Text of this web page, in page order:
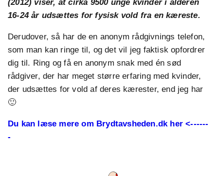
(2012) viser, at cirka 9500 unge kvinder i alderen
16-24 år udsættes for fysisk vold fra en kæreste.
Derudover, så har de en anonym rådgivnings telefon,
som man kan ringe til, og det vil jeg faktisk opfordrer
dig til. Ring og få en anonym snak med én sød
rådgiver, der har meget større erfaring med kvinder,
der udsættes for vold af deres kærester, end jeg har
🙂
Du kan læse mere om Brydtavsheden.dk her <------
-